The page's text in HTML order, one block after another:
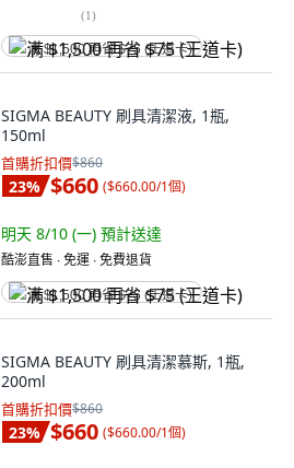
(1)
满 $1,500 再省 $75 (王道卡)
SIGMA BEAUTY 刷具清潔液, 1瓶,
150ml
首購折扣價$860
23% $660 ($660.00/1個)
明天 8/10 (一) 預計送達
酷澎直售 ∙ 免運 ∙ 免費退貨
满 $1,500 再省 $75 (王道卡)
SIGMA BEAUTY 刷具清潔慕斯, 1瓶,
200ml
首購折扣價$860
23% $660 ($660.00/1個)